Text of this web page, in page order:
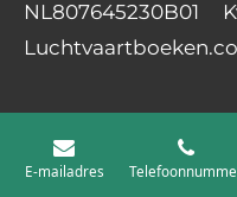
NL807645230B01
E-mailadres